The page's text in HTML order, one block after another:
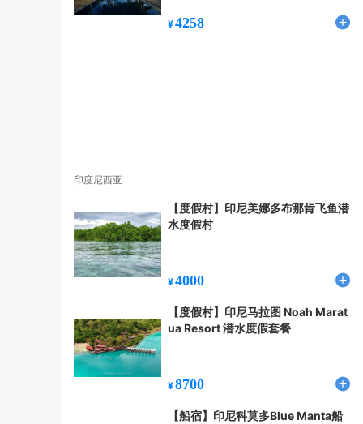
¥4258
印度尼西亚
【度假村】印尼美娜多布那肯飞鱼潜
水度假村
¥4000
【度假村】印尼马拉图 Noah Marat
ua Resort 潜水度假套餐
¥8700
【船宿】印尼科莫多Blue Manta船